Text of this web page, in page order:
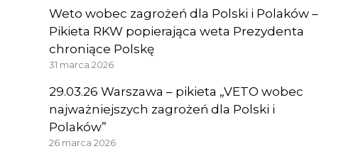
Weto wobec zagrożeń dla Polski i Polaków –
Pikieta RKW popierająca weta Prezydenta
chroniące Polskę
31 marca 2026
29.03.26 Warszawa – pikieta „VETO wobec
najważniejszych zagrożeń dla Polski i
Polaków”
26 marca 2026